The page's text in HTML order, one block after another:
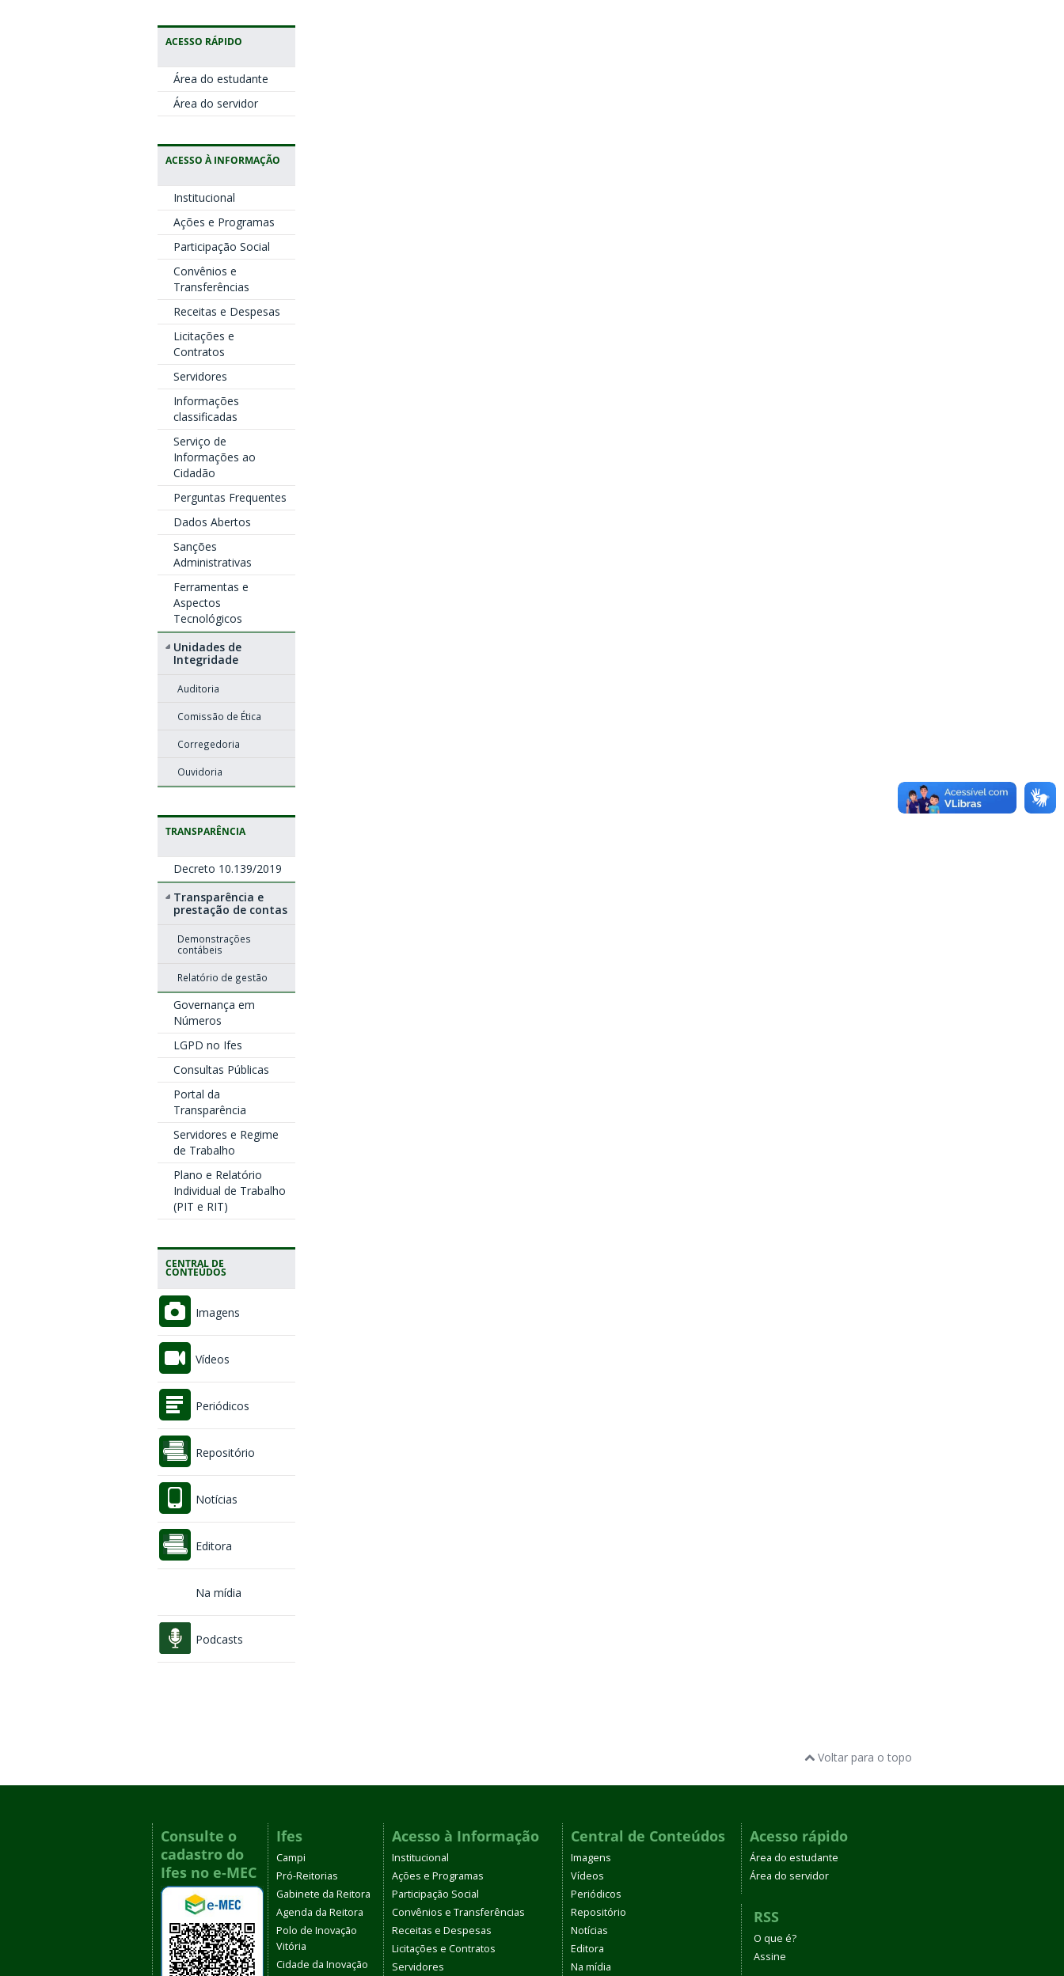
ACESSO RÁPIDO
Área do estudante
Área do servidor
ACESSO À INFORMAÇÃO
Institucional
Ações e Programas
Participação Social
Convênios e
Transferências
Receitas e Despesas
Licitações e
Contratos
Servidores
Informações
classificadas
Serviço de
Informações ao
Cidadão
Perguntas Frequentes
Dados Abertos
Sanções
Administrativas
Ferramentas e
Aspectos
Tecnológicos
Unidades de
Integridade
Auditoria
Comissão de Ética
Corregedoria
Ouvidoria
TRANSPARÊNCIA
Decreto 10.139/2019
Transparência e
prestação de contas
Demonstrações
contábeis
Relatório de gestão
Governança em
Números
LGPD no Ifes
Consultas Públicas
Portal da
Transparência
Servidores e Regime
de Trabalho
Plano e Relatório
Individual de Trabalho
(PIT e RIT)
CENTRAL DE
CONTEÚDOS
Imagens
Vídeos
Periódicos
Repositório
Notícias
Editora
Na mídia
Podcasts
Voltar para o topo
Consulte o
cadastro do
Ifes no e-MEC
Ifes
Campi
Pró-Reitorias
Gabinete da Reitora
Agenda da Reitora
Polo de Inovação
Vitória
Cidade da Inovação
Acesso à Informação
Institucional
Ações e Programas
Participação Social
Convênios e Transferências
Receitas e Despesas
Licitações e Contratos
Servidores
Central de Conteúdos
Imagens
Vídeos
Periódicos
Repositório
Notícias
Editora
Na mídia
Acesso rápido
Área do estudante
Área do servidor
RSS
O que é?
Assine